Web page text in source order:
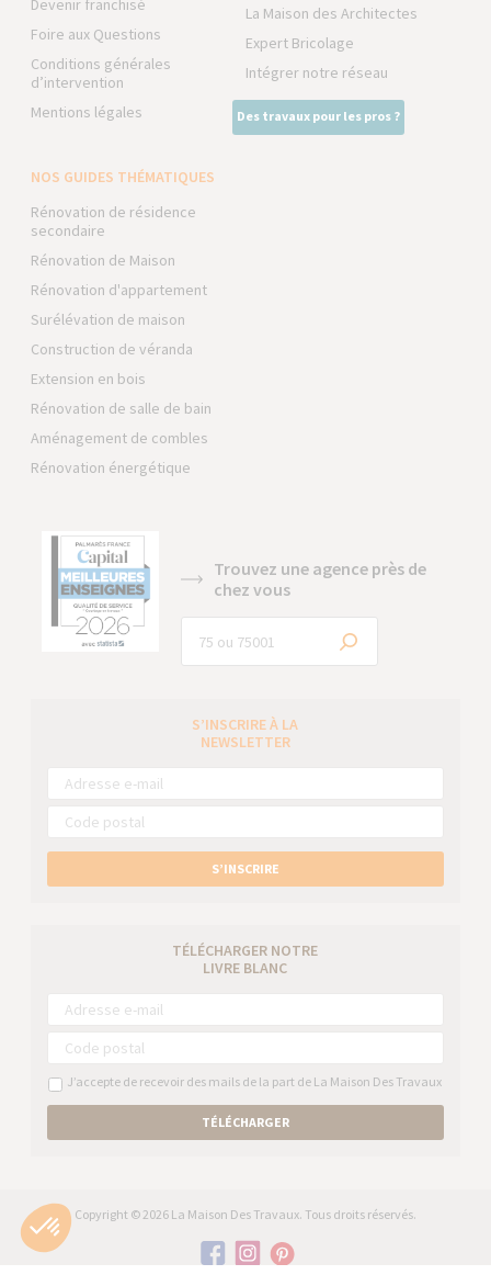
Devenir franchisé
Foire aux Questions
Conditions générales
d’intervention
Mentions légales
La Maison des Architectes
Expert Bricolage
Intégrer notre réseau
Des travaux pour les pros ?
NOS GUIDES THÉMATIQUES
Rénovation de résidence
secondaire
Rénovation de Maison
Rénovation d'appartement
Surélévation de maison
Construction de véranda
Extension en bois
Rénovation de salle de bain
Aménagement de combles
Rénovation énergétique
Trouvez une agence près de
chez vous
S’INSCRIRE À LA
NEWSLETTER
S’INSCRIRE
TÉLÉCHARGER NOTRE
LIVRE BLANC
J’accepte de recevoir des mails de la part de La Maison Des Travaux
TÉLÉCHARGER
Copyright © 2026 La Maison Des Travaux. Tous droits réservés.